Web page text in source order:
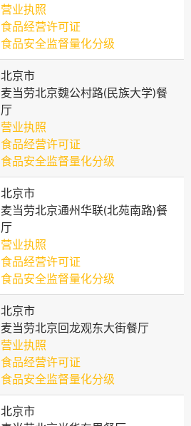
营业执照
食品经营许可证
食品安全监督量化分级
北京市
麦当劳北京魏公村路(民族大学)餐
厅
营业执照
食品经营许可证
食品安全监督量化分级
北京市
麦当劳北京通州华联(北苑南路)餐
厅
营业执照
食品经营许可证
食品安全监督量化分级
北京市
麦当劳北京回龙观东大街餐厅
营业执照
食品经营许可证
食品安全监督量化分级
北京市